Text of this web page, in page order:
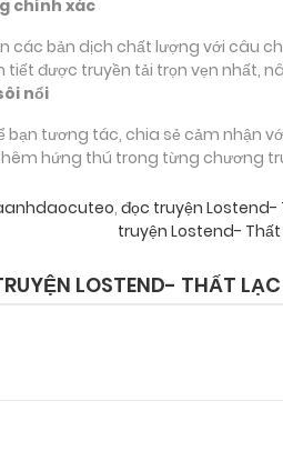
chính xác
bản dịch chất lượng với câu
được truyền tải trọn vẹn nhất,
nổi
bạn tương tác, chia sẻ cảm nhận
hứng thú trong từng chương
, đọc truyện
truyện Lostend-
LOSTEND- THẤT LẠC